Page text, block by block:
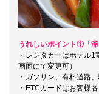
うれしいポイント①「滞
・レンタカーはホテル
画面にて変更可）
・ガソリン、有料道路
・ETCカードはお客様